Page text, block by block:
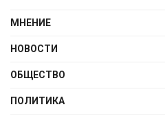
МНЕНИЕ
НОВОСТИ
ОБЩЕСТВО
ПОЛИТИКА